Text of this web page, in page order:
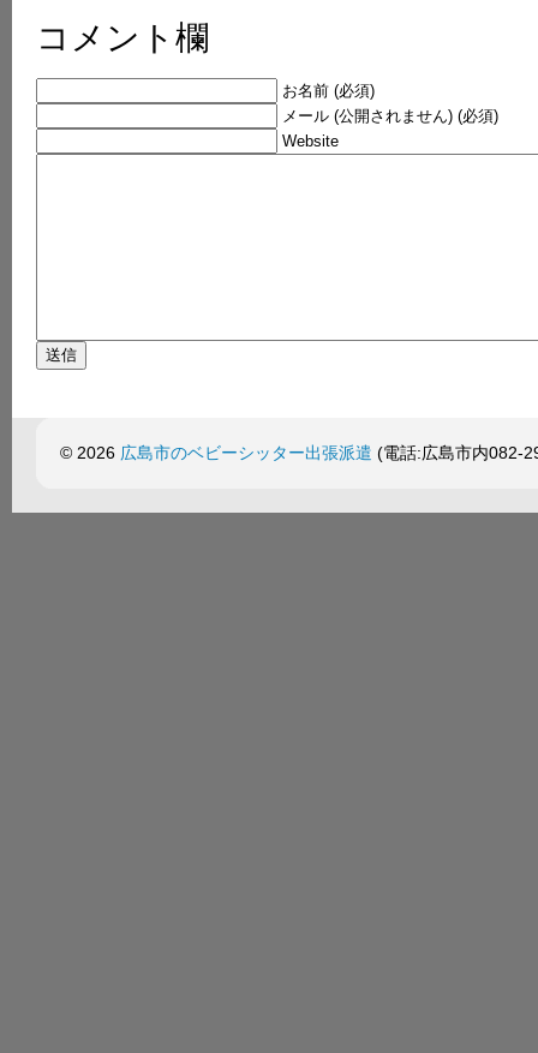
コメント欄
お名前 (必須)
メール (公開されません) (必須)
Website
© 2026 広島市のベビーシッター出張派遣 (電話:広島市内082-